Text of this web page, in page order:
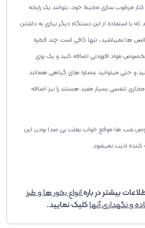
کنار مرطوب سازی محیط خود، بتوانند یک رایحه
که با استفاده از این دستگاه دیگر نیازی به داشتن
ها نمیباشید، تنها کافی است چند قطره
مواد افزودنی اضافه کنید و یک بوی
و حتی میتوانید عصاره های گیاهی همانند
مجاری تنفسی بسیار مفید هستند را نیز اضافه
شب ها موقع خواب بعلت بی صدا بودن این
اذیت نمیشود.
بیشتر در بارهانواع بخور ها و طرز
و نگهداری آنهاکلیک نمایید.